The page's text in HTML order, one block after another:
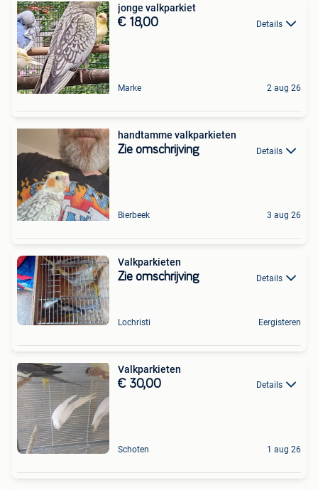
jonge valkparkiet
€ 18,00 Details
Marke 2 aug 26
handtamme valkparkieten
Zie omschrijving Details
Bierbeek 3 aug 26
Valkparkieten
Zie omschrijving Details
Lochristi Eergisteren
Valkparkieten
€ 30,00 Details
Schoten 1 aug 26